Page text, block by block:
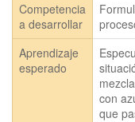
Competencia
a desarrollar
Aprendizaje
esperado
con
que